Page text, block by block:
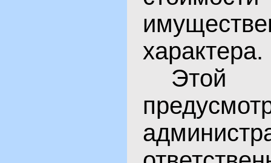
характера.
Этой